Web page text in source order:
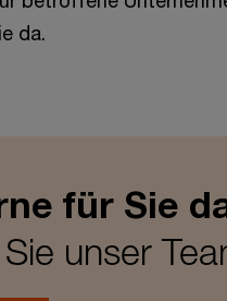
da.
für Sie
unser